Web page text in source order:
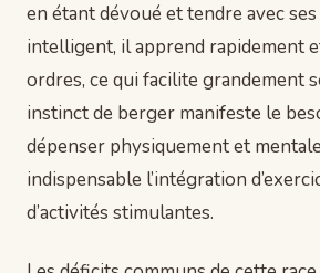
en étant dévoué et tendre avec
intelligent, il apprend rapidement
ordres, ce qui facilite grandement
instinct de berger manifeste le
dépenser physiquement et
indispensable l’intégration
d’activités stimulantes.